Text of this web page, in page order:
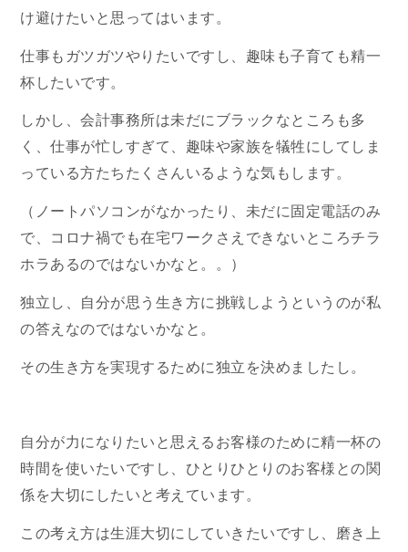
け避けたいと思ってはいます。
仕事もガツガツやりたいですし、趣味も子育ても精一
杯したいです。
しかし、会計事務所は未だにブラックなところも多
く、仕事が忙しすぎて、趣味や家族を犠牲にしてしま
っている方たちたくさんいるような気もします。
（ノートパソコンがなかったり、未だに固定電話のみ
で、コロナ禍でも在宅ワークさえできないところチラ
ホラあるのではないかなと。。）
独立し、自分が思う生き方に挑戦しようというのが私
の答えなのではないかなと。
その生き方を実現するために独立を決めましたし。
自分が力になりたいと思えるお客様のために精一杯の
時間を使いたいですし、ひとりひとりのお客様との関
係を大切にしたいと考えています。
この考え方は生涯大切にしていきたいですし、磨き上